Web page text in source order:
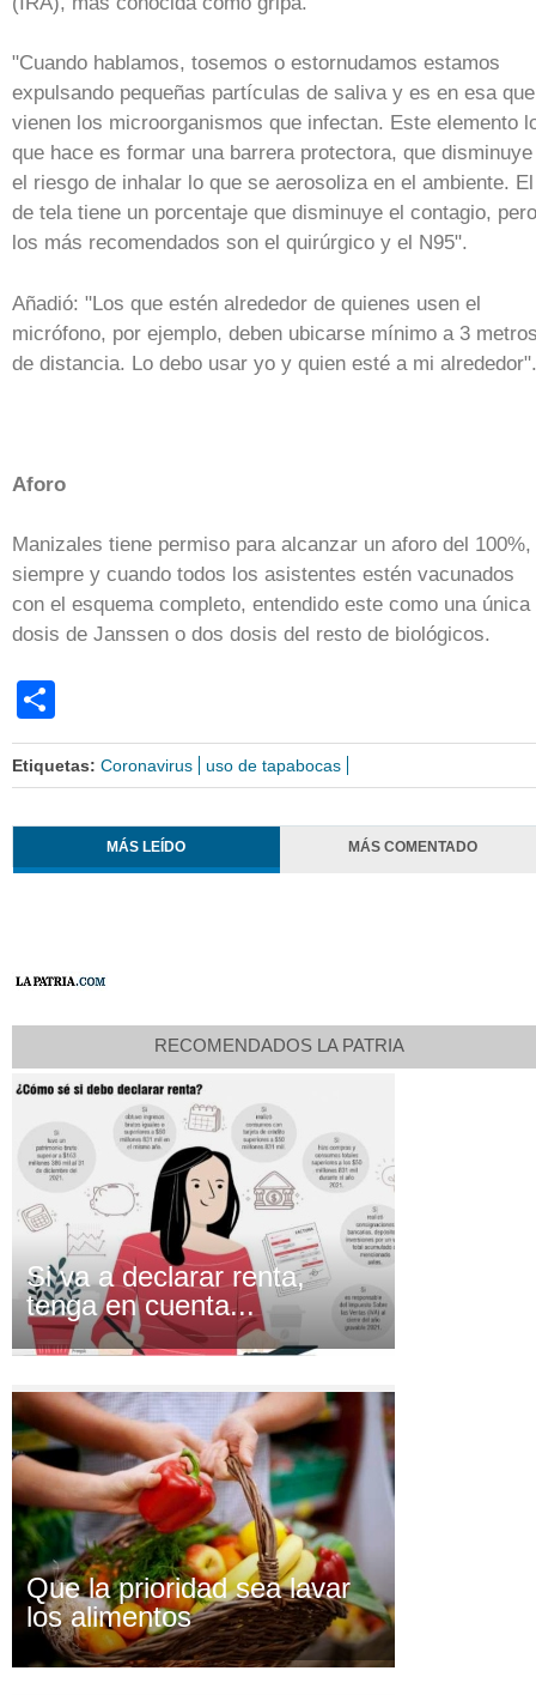
"Cuando hablamos, tosemos o estornudamos estamos
expulsando pequeñas partículas de saliva y es en esa que
vienen los microorganismos que infectan. Este elemento
que hace es formar una barrera protectora, que disminuye
el riesgo de inhalar lo que se aerosoliza en el ambiente. El
de tela tiene un porcentaje que disminuye el contagio, pero
los más recomendados son el quirúrgico y el N95".
Añadió: "Los que estén alrededor de quienes usen el
micrófono, por ejemplo, deben ubicarse mínimo a 3
de distancia. Lo debo usar yo y quien esté a mi alrededor".
Aforo
Manizales tiene permiso para alcanzar un aforo del 100%,
siempre y cuando todos los asistentes estén vacunados
con el esquema completo, entendido este como una única
dosis de Janssen o dos dosis del resto de biológicos.
Etiquetas: Coronavirus uso de tapabocas
MÁS LEÍDO MÁS COMENTADO
RECOMENDADOS LA PATRIA
Si va a declarar renta,
tenga en cuenta...
Que la prioridad sea lavar
los alimentos